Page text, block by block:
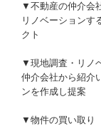
▼不動産の仲介会
リノベーションす
クト
▼現地調査・リノ
仲介会社から紹介
ンを作成し提案
▼物件の買い取り